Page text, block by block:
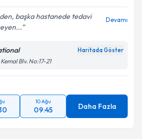
başka hastanede tedavi
Devamı
Haritada Göster
Blv. No:17-21
10 Ağu
09:45 Daha Fazla